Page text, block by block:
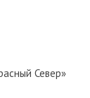
Север»